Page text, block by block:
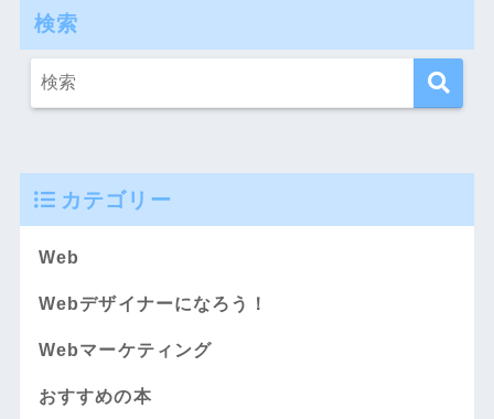
検索
カテゴリー
Web
Webデザイナーになろう！
Webマーケティング
おすすめの本